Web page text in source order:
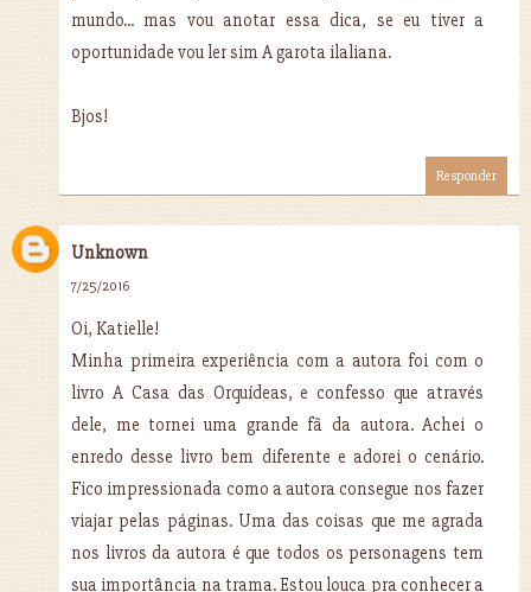
mundo... mas vou anotar essa dica, se eu tiver a
oportunidade vou ler sim A garota ilaliana.
Bjos!
Responder
Unknown
7/25/2016
Oi, Katielle!
Minha primeira experiência com a autora foi com o
livro A Casa das Orquídeas, e confesso que através
dele, me tornei uma grande fã da autora. Achei o
enredo desse livro bem diferente e adorei o cenário.
Fico impressionada como a autora consegue nos fazer
viajar pelas páginas. Uma das coisas que me agrada
nos livros da autora é que todos os personagens tem
sua importância na trama. Estou louca pra conhecer a